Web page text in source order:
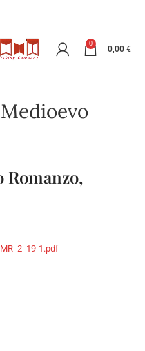
0
0,00 €
Romanzo,
1.pdf